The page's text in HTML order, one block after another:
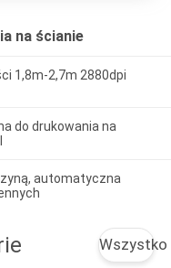
na ścianie
1,8m-2,7m 2880dpi
do drukowania na
automatyczna
Wszystko